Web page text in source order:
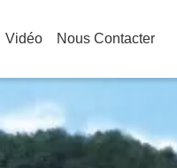
Vidéo Nous Contacter